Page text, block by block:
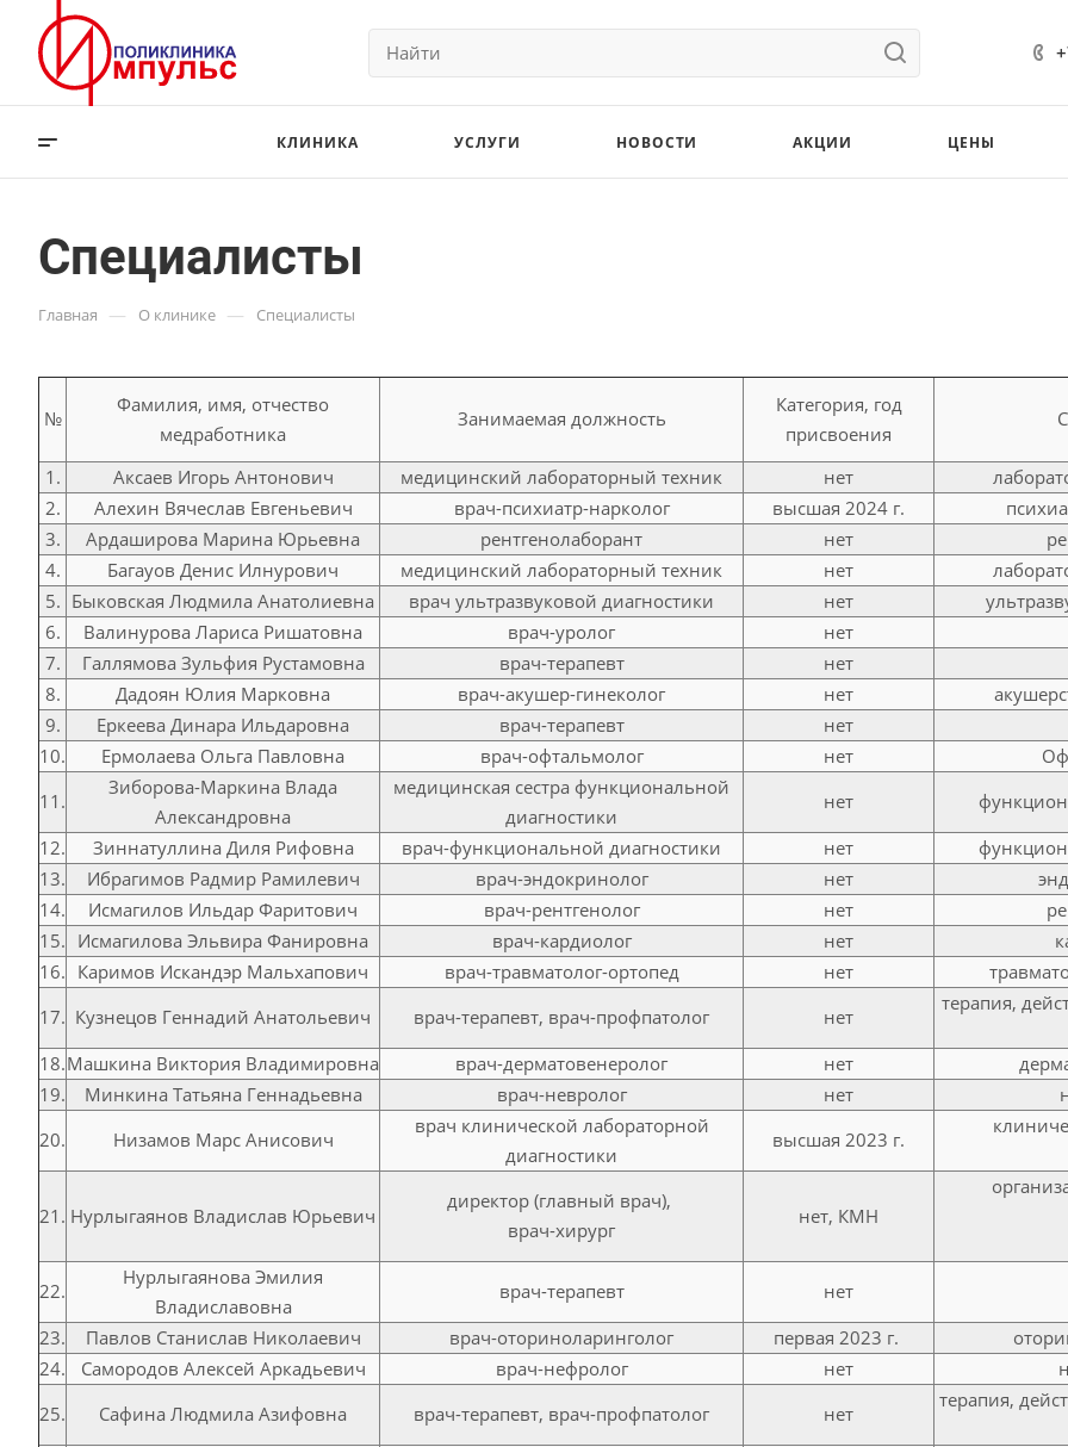
КЛИНИКА УСЛУГИ НОВОСТИ АКЦИИ ЦЕНЫ
Специалисты
Главная — О клинике — Специалисты
№
Фамилия, имя, отчество
медработника
Занимаемая должность
Категория, год
присвоения
1. Аксаев Игорь Антонович медицинский лабораторный техник нет
2.
Алехин Вячеслав Евгеньевич врач-психиатр-нарколог высшая 2024 г.
3.
Ардаширова Марина Юрьевна рентгенолаборант нет
4.
Багауов Денис Илнурович медицинский лабораторный техник нет
5. Быковская Людмила Анатолиевна врач ультразвуковой диагностики нет
6.
Валинурова Лариса Ришатовна врач-уролог
нет
7.
Галлямова Зульфия Рустамовна врач-терапевт
нет
8.
Дадоян Юлия Марковна врач-акушер-гинеколог нет
9.
Еркеева Динара Ильдаровна врач-терапевт
нет
10.
Ермолаева Ольга Павловна врач-офтальмолог нет
11.
Зиборова-Маркина Влада
Александровна
медицинская сестра функциональной
диагностики
нет
12.
Зиннатуллина Диля Рифовна врач-функциональной диагностики нет
13.
Ибрагимов Радмир Рамилевич врач-эндокринолог нет
14.
Исмагилов Ильдар Фаритович врач-рентгенолог нет
15. Исмагилова Эльвира Фанировна врач-кардиолог нет
16. Каримов Искандэр Мальхапович врач-травматолог-ортопед нет
17. Кузнецов Геннадий Анатольевич врач-терапевт, врач-профпатолог нет
терапия,
18.Машкина Виктория Владимировна врач-дерматовенеролог нет
19.
Минкина Татьяна Геннадьевна врач-невролог нет
20.
Низамов Марс Анисович
врач клинической лабораторной
диагностики
высшая 2023 г.
21. Нурлыгаянов Владислав Юрьевич
директор (главный врач),
врач-хирург
нет, КМН
22.
Нурлыгаянова Эмилия
Владиславовна
врач-терапевт
нет
23.
Павлов Станислав Николаевич врач-оториноларинголог первая 2023 г.
24.
Самородов Алексей Аркадьевич врач-нефролог нет
25.
Сафина Людмила Азифовна врач-терапевт, врач-профпатолог нет
терапия,